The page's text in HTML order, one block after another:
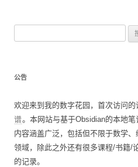
公告
欢迎来到我的数字花园，首次访问的
谱。本网站与基于Obsidian的本地笔
内容涵盖广泛，包括但不限于数学
领域，除此之外还有很多课程/书籍/
的记录。